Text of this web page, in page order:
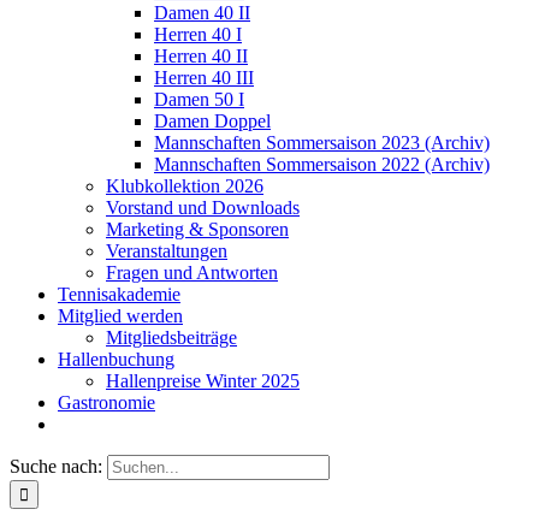
Damen 40 II
Herren 40 I
Herren 40 II
Herren 40 III
Damen 50 I
Damen Doppel
Mannschaften Sommersaison 2023 (Archiv)
Mannschaften Sommersaison 2022 (Archiv)
Klubkollektion 2026
Vorstand und Downloads
Marketing & Sponsoren
Veranstaltungen
Fragen und Antworten
Tennisakademie
Mitglied werden
Mitgliedsbeiträge
Hallenbuchung
Hallenpreise Winter 2025
Gastronomie
Suche nach: